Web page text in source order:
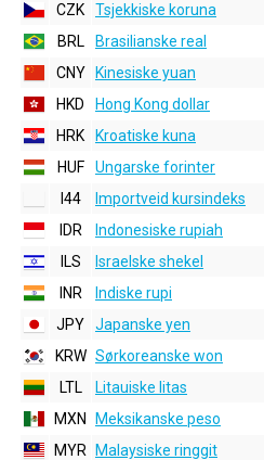
CZK
Tsjekkiske koruna
BRL
Brasilianske real
CNY
Kinesiske yuan
HKD
Hong Kong dollar
HRK
Kroatiske kuna
HUF
Ungarske forinter
I44
Importveid kursindeks
IDR
Indonesiske rupiah
ILS
Israelske shekel
INR
Indiske rupi
JPY
Japanske yen
KRW Sørkoreanske won
LTL
Litauiske litas
MXN
Meksikanske peso
MYR
Malaysiske ringgit